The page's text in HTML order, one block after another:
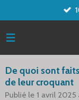
au
contenu
De quoi sont
de leur croquant
Publié le 1 avril 2025